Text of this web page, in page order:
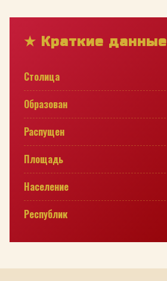
★ Краткие данные
Столица
Образован
Распущен
Площадь
Население
Республик